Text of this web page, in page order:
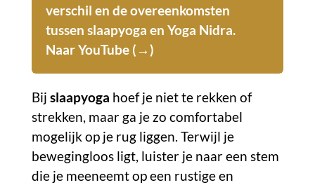
verschil en de overeenkomsten
tussen slaapyoga en Yoga Nidra.
NaarYouTube (→)
Bij slaapyoga hoef je niet te rekken of
strekken, maar ga je zo comfortabel
mogelijk op je rug liggen. Terwijl je
bewegingloos ligt, luister je naar een stem
die je meeneemt op een rustige en